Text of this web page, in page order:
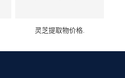
灵芝提取物价格.